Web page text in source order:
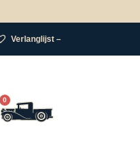
Verlanglijst –
0